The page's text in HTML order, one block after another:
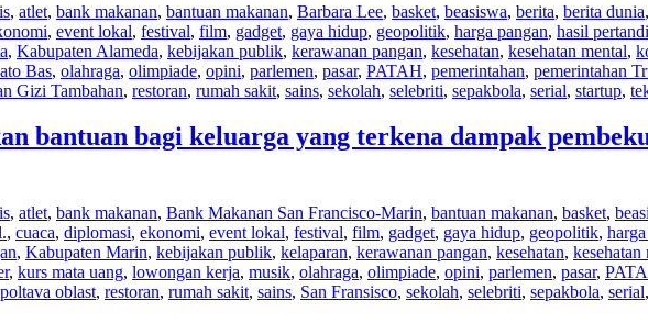
, atlet, bank makanan, bantuan makanan, Barbara Lee, basket, beasiswa, berita, berita dunia,
, event lokal, festival, film, gadget, gaya hidup, geopolitik, harga pangan, hasil
, Kabupaten Alameda, kebijakan publik, kerawanan pangan, kesehatan, kesehatan mental,
Bas, olahraga, olimpiade, opini, parlemen, pasar, PATAH, pemerintahan, pemerintahan
Gizi Tambahan, restoran, rumah sakit, sains, sekolah, selebriti, sepakbola, serial, startup,
bantuan bagi keluarga yang terkena dampak
, atlet, bank makanan, Bank Makanan San Francisco-Marin, bantuan makanan, basket,
, cuaca, diplomasi, ekonomi, event lokal, festival, film, gadget, gaya hidup, geopolitik,
, Kabupaten Marin, kebijakan publik, kelaparan, kerawanan pangan, kesehatan, kesehatan
, kurs mata uang, lowongan kerja, musik, olahraga, olimpiade, opini, parlemen, pasar,
poltava oblast, restoran, rumah sakit, sains, San Fransisco, sekolah, selebriti, sepakbola, serial,